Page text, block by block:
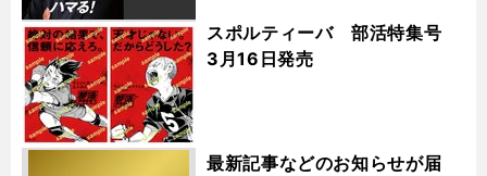
スポルティーバ 部活特集号
3月16日発売
最新記事などのお知らせが届